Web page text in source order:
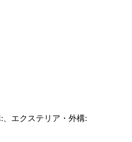
エクステリア・外構: